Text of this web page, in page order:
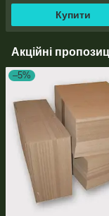
Купити
Акційні
–5%